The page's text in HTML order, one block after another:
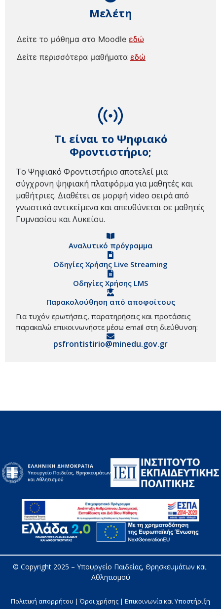
Τι είναι το Ψηφιακό
Φροντιστήριο;
Το Ψηφιακό Φροντιστήριο αποτελεί μια
σύγχρονη ψηφιακή πλατφόρμα για μαθητές και
μαθήτριες. Διαθέτει σε μορφή video σειρά από
γνωστικά αντικείμενα και απευθύνεται σε μαθητές
Γυμνασίου και Λυκείου.
Αναλυτικό πρόγραμμα
Οδηγίες Χρήσης Live Streaming
Οδηγίες Χρήσης LMS
Παρακολούθηση από αποφοίτους
Για τυχόν ερωτήσεις, παρατηρήσεις και προτάσεις
παρακαλώ επικοινωνήστε μέσω email στη διεύθυνση:
psfrontistirio@minedu.gov.gr
Μελέτη
Δείτε το μάθημα στο Moodle εδώ
Δείτε περισσότερα μαθήματα εδώ
© Copyright 2025 – Υπουργείο Παιδείας, Θρησκευμάτων και
Αθλητισμού
Πολιτική απορρήτου | Όροι χρήσης | Επικοινωνία και Υποστήριξη